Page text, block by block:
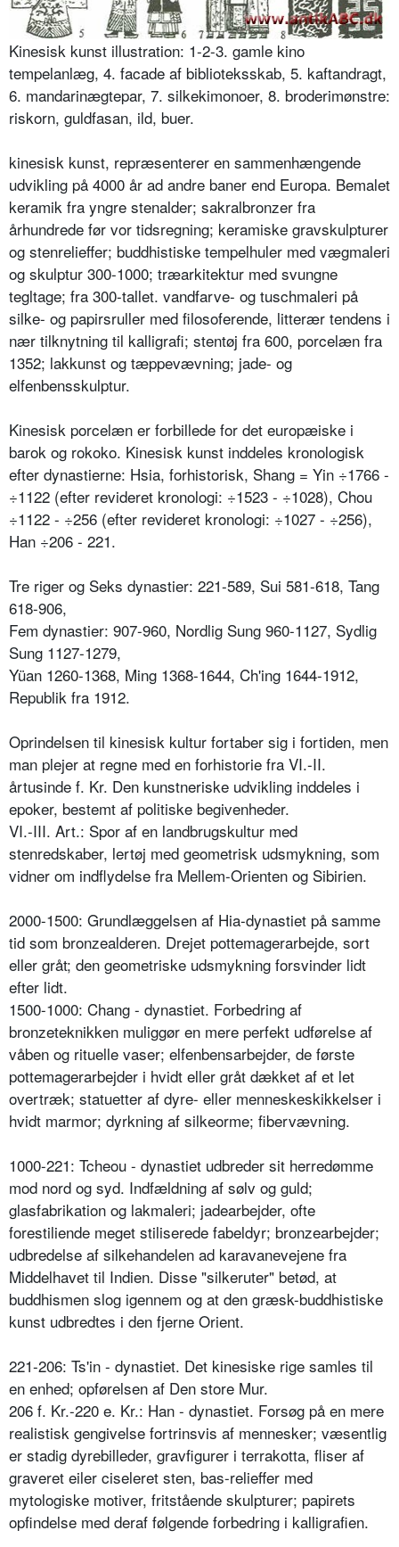
Kinesisk kunst illustration: 1-2-3. gamle kino
tempelanlæg, 4. facade af biblioteksskab, 5. kaftandragt,
6. mandarinægtepar, 7. silkekimonoer, 8. broderimønstre:
riskorn, guldfasan, ild, buer.
kinesisk kunst, repræsenterer en sammenhængende
udvikling på 4000 år ad andre baner end Europa. Bemalet
keramik fra yngre stenalder; sakralbronzer fra
århundrede før vor tidsregning; keramiske gravskulpturer
og stenrelieffer; buddhistiske tempelhuler med vægmaleri
og skulptur 300-1000; træarkitektur med svungne
tegltage; fra 300-tallet. vandfarve- og tuschmaleri på
silke- og papirsruller med filosoferende, litterær tendens i
nær tilknytning til kalligrafi; stentøj fra 600, porcelæn fra
1352; lakkunst og tæppevævning; jade- og
elfenbensskulptur.
Kinesisk porcelæn er forbillede for det europæiske i
barok og rokoko. Kinesisk kunst inddeles kronologisk
efter dynastierne: Hsia, forhistorisk, Shang = Yin ÷1766 -
÷1122 (efter revideret kronologi: ÷1523 - ÷1028), Chou
÷1122 - ÷256 (efter revideret kronologi: ÷1027 - ÷256),
Han ÷206 - 221.
Tre riger og Seks dynastier: 221-589, Sui 581-618, Tang
618-906,
Fem dynastier: 907-960, Nordlig Sung 960-1127, Sydlig
Sung 1127-1279,
Yüan 1260-1368, Ming 1368-1644, Ch'ing 1644-1912,
Republik fra 1912.
Oprindelsen til kinesisk kultur fortaber sig i fortiden, men
man plejer at regne med en forhistorie fra VI.-II.
årtusinde f. Kr. Den kunstneriske udvikling inddeles i
epoker, bestemt af politiske begivenheder.
VI.-III. Art.: Spor af en landbrugskultur med
stenredskaber, lertøj med geometrisk udsmykning, som
vidner om indflydelse fra Mellem-Orienten og Sibirien.
2000-1500: Grundlæggelsen af Hia-dynastiet på samme
tid som bronzealderen. Drejet pottemagerarbejde, sort
eller gråt; den geometriske udsmykning forsvinder lidt
efter lidt.
1500-1000: Chang - dynastiet. Forbedring af
bronzeteknikken muliggør en mere perfekt udførelse af
våben og rituelle vaser; elfenbensarbejder, de første
pottemagerarbejder i hvidt eller gråt dækket af et let
overtræk; statuetter af dyre- eller menneskeskikkelser i
hvidt marmor; dyrkning af silkeorme; fibervævning.
1000-221: Tcheou - dynastiet udbreder sit herredømme
mod nord og syd. Indfældning af sølv og guld;
glasfabrikation og lakmaleri; jadearbejder, ofte
forestiliende meget stiliserede fabeldyr; bronzearbejder;
udbredelse af silkehandelen ad karavanevejene fra
Middelhavet til Indien. Disse "silkeruter" betød, at
buddhismen slog igennem og at den græsk-buddhistiske
kunst udbredtes i den fjerne Orient.
221-206: Ts'in - dynastiet. Det kinesiske rige samles til
en enhed; opførelsen af Den store Mur.
206 f. Kr.-220 e. Kr.: Han - dynastiet. Forsøg på en mere
realistisk gengivelse fortrinsvis af mennesker; væsentlig
er stadig dyrebilleder, gravfigurer i terrakotta, fliser af
graveret eiler ciseleret sten, bas-relieffer med
mytologiske motiver, fritstående skulpturer; papirets
opfindelse med deraf følgende forbedring i kalligrafien.